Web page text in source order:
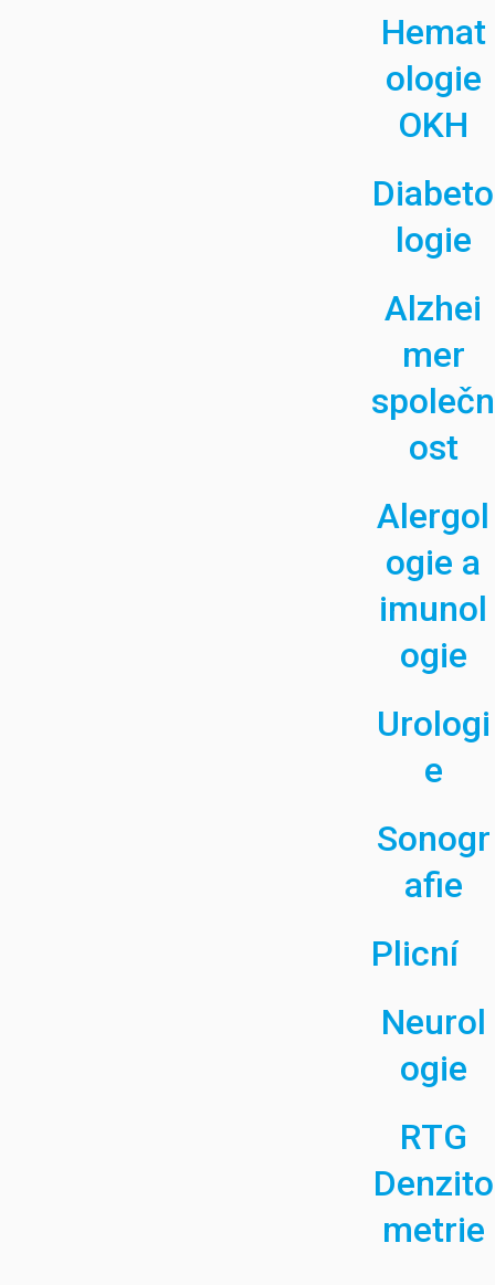
Hemat
ologie
OKH
Diabeto
logie
Alzhei
mer
společn
ost
Alergol
ogie a
imunol
ogie
Urologi
e
Sonogr
afie
Plicní
Neurol
ogie
RTG
Denzito
metrie